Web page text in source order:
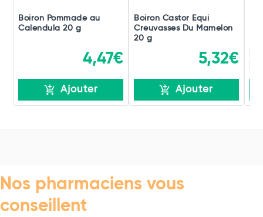
Boiron Pommade au
Calendula 20 g
4,47€
Ajouter
Boiron Castor Equi
Creuvasses Du Mamelon
20 g
5,32€
Ajouter
Nos pharmaciens vous
conseillent